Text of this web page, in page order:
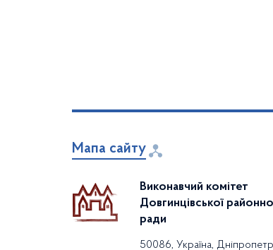
Мапа сайту
Виконавчий комітет
Довгинцівської
ради
50086, Україна,